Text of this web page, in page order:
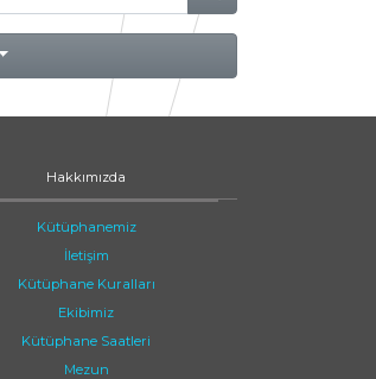
Hakkımızda
Kütüphanemiz
İletişim
Kütüphane Kuralları
Ekibimiz
Kütüphane Saatleri
Mezun